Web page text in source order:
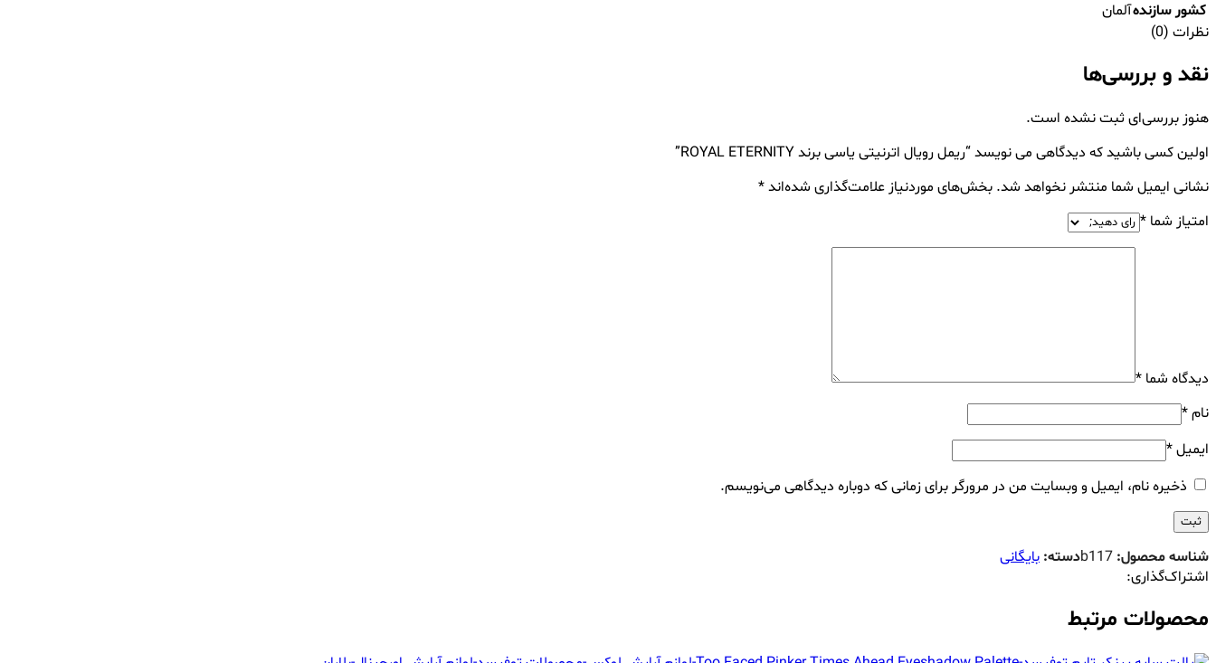
کشور سازندهآلمان
نظرات (0)
نقد و بررسی‌ها
هنوز بررسی‌ای ثبت نشده است.
اولین کسی باشید که دیدگاهی می نویسد “ریمل رویال اترنیتی یاسی برند ROYAL ETERNITY”
نشانی ایمیل شما منتشر نخواهد شد. بخش‌های موردنیاز علامت‌گذاری شده‌اند*
امتیاز شما *
دیدگاه شما *
نام*
ایمیل*
ذخیره نام، ایمیل و وبسایت من در مرورگر برای زمانی که دوباره دیدگاهی می‌نویسم.
شناسه محصول: b117دسته: بایگانی
اشتراک‌گذاری:
محصولات مرتبط